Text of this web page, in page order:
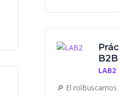
B2B
LAB2
🔎 El